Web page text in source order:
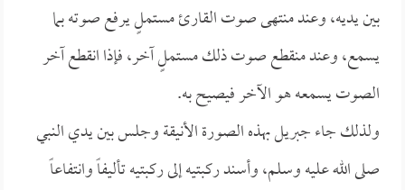
بين يديه، وعند منتهى صوت القارئ مستملٍ يرفع صوته بما
يسمع، وعند منقطع صوت ذلك مستملٍ آخر، فإذا انقطع آخر
الصوت يسمعه هو الآخر فيصيح به.
ولذلك جاء جبريل بهذه الصورة الأنيقة وجلس بين يدي النبي
صلى الله عليه وسلم، وأسند ركبتيه إلى ركبتيه تأليفاً وانتفاعاً